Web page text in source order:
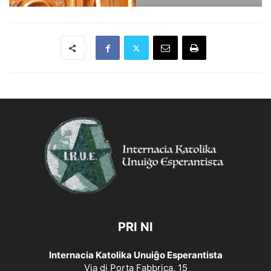
PRI NI
Internacia Katolika Unuiĝo Esperantista
Via di Porta Fabbrica, 15